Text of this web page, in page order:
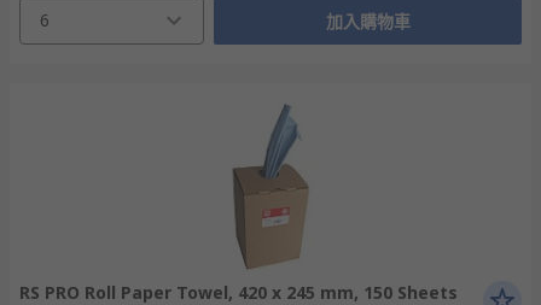
6 加入購物車
RS PRO Roll Paper Towel, 420 x 245 mm, 150 Sheets